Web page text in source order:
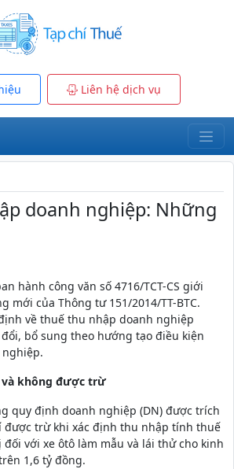
Liên hệ dịch vụ
doanh nghiệp: Những
hành công văn số 4716/TCT-CS giới
mới của Thông tư 151/2014/TT-BTC.
về thuế thu nhập doanh nghiệp
bổ sung theo hướng tạo điều kiện
không được trừ
quy định doanh nghiệp (DN) được trích
được trừ khi xác định thu nhập tính thuế
với xe ôtô làm mẫu và lái thử cho kinh
1,6 tỷ đồng.